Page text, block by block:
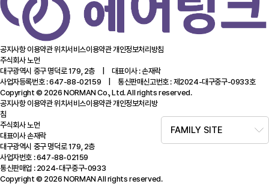
공지사항이용약관위치서비스이용약관개인정보처리방침
주식회사 노먼
대구광역시 중구 명덕로 179, 2층 | 대표이사 : 손재락
사업자등록번호 : 647-88-02159 | 통신판매신고번호 : 제2024-대구중구-0933호
Copyright © 2026 NORMAN Co., Ltd. All rights reserved.
FAMILY SITE
공지사항이용약관위치서비스이용약관개인정보처리방
침
주식회사 노먼
대표이사 손재락
대구광역시 중구 명덕로 179, 2층
사업자번호 : 647-88-02159
통신판매업 : 2024-대구중구-0933
Copyright © 2026 NORMAN All rights reserved.